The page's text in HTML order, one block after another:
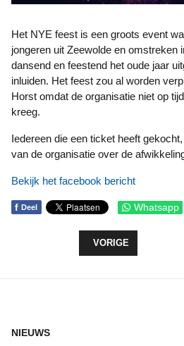
Het NYE feest is een groots event waarop jaarlijks honderden
jongeren uit Zeewolde en omstreken
dansend en feestend het oude jaar
inluiden. Het feest zou al worden
Horst omdat de organisatie niet op
kreeg.
Iedereen die een ticket heeft gekocht, heeft een mail ontvangen
van de organisatie over de
Bekijk het facebook bericht
f Deel Whatsapp
VORIG ARTIKEL:
VORIGE
NIEUWS